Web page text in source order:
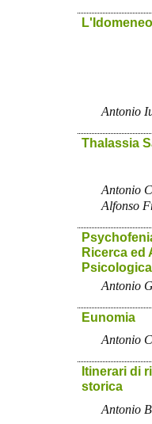
L'Idomeneo
Antonio
Thalassia
Antonio
Alfonso
Ricerca ed
Psicologica
Antonio
Eunomia
Antonio
Itinerari di
storica
Antonio